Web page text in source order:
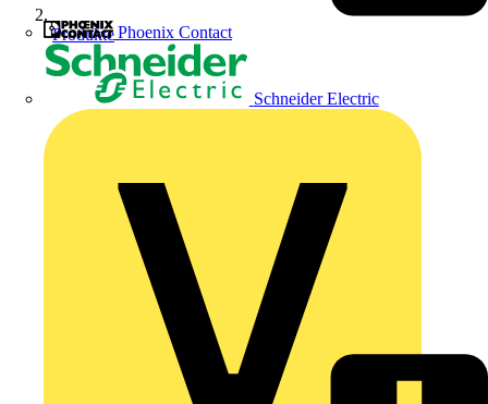
Phoenix Contact
Schneider Electric
Produkte